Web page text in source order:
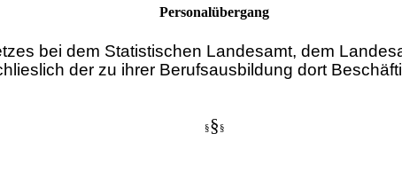
Personalübergang
bei dem Statistischen Landesamt, dem
der zu ihrer Berufsausbildung dort
§§ §